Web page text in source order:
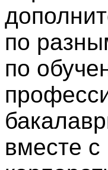
по
по
вместе